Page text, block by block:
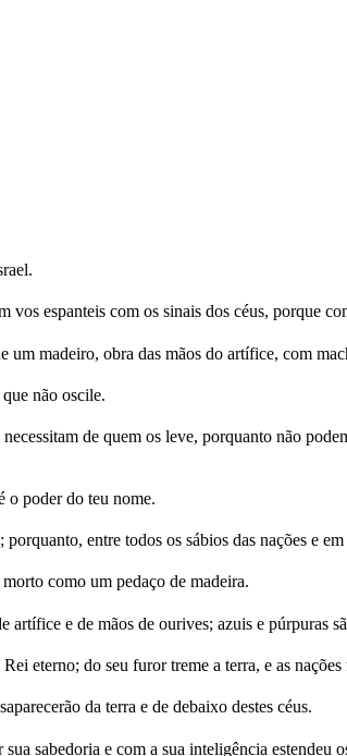
espanteis com os sinais dos céus, porque
um madeiro, obra das mãos do artífice, com
não oscile.
de quem os leve, porquanto não
o poder do teu nome.
entre todos os sábios das nações e
como um pedaço de madeira.
e de mãos de ourives; azuis e púrpuras
eterno; do seu furor treme a terra, e as
da terra e de debaixo destes céus.
sabedoria e com a sua inteligência estendeu